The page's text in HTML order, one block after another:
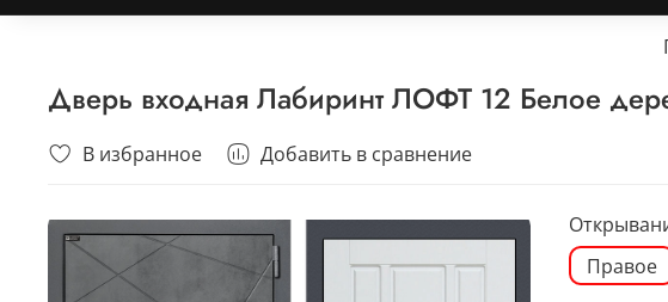
Дверь входная Лабиринт ЛОФТ 12 Белое
В избранное Добавить в сравнение
Правое